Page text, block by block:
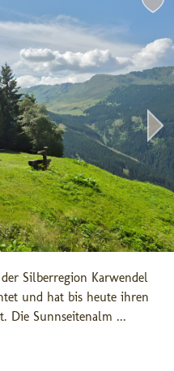
Silberregion Karwendel
und hat bis heute ihren
Die Sunnseitenalm ...